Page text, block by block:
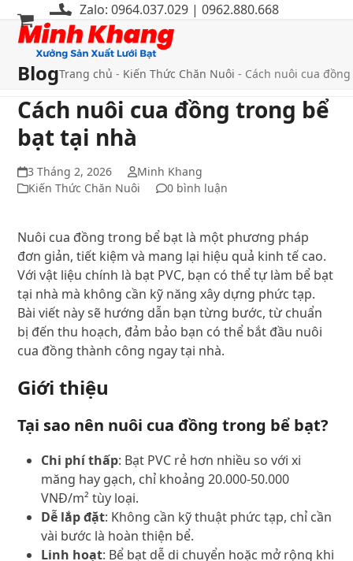
qua
dung
Zalo: 0964.037.029 | 0962.880.668
Mở
menu
di
động
Đóng
menu
di
động
BlogTrang chủ - Kiến Thức Chăn Nuôi - Cách nuôi cua
Cách nuôi cua đồng trong bể
bạt tại nhà
3 Tháng 2, 2026
Minh Khang
Kiến Thức Chăn Nuôi
0 bình luận
Nuôi cua đồng trong bể bạt là một phương pháp
đơn giản, tiết kiệm và mang lại hiệu quả kinh tế cao.
Với vật liệu chính là bạt PVC, bạn có thể tự làm bể bạt
tại nhà mà không cần kỹ năng xây dựng phức tạp.
Bài viết này sẽ hướng dẫn bạn từng bước, từ chuẩn
bị đến thu hoạch, đảm bảo bạn có thể bắt đầu nuôi
cua đồng thành công ngay tại nhà.
Giới thiệu
Tại sao nên nuôi cua đồng trong bể bạt?
Chi phí thấp: Bạt PVC rẻ hơn nhiều so với xi
măng hay gạch, chỉ khoảng 20.000-50.000
VNĐ/m² tùy loại.
Dễ lắp đặt: Không cần kỹ thuật phức tạp, chỉ cần
vài bước là hoàn thiện bể.
Linh hoạt: Bể bạt dễ di chuyển hoặc mở rộng khi